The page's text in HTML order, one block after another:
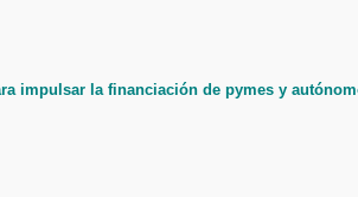
impulsar la financiación de pymes y